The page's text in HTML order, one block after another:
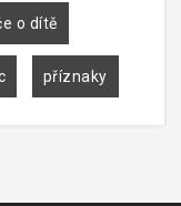
o dítě
příznaky